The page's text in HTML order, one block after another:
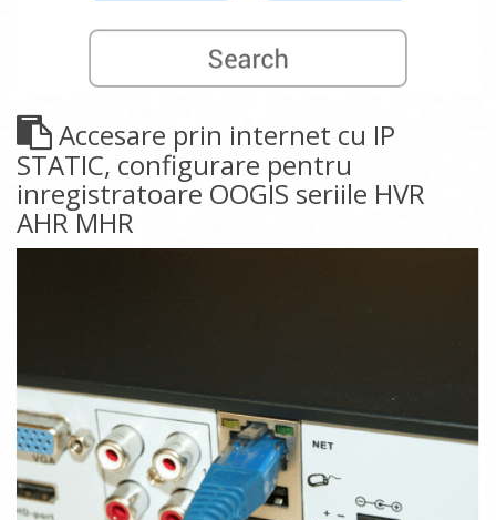
Accesare prin internet cu IP
STATIC, configurare pentru
inregistratoare OOGIS seriile HVR
AHR MHR